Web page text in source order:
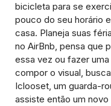
bicicleta para se
pouco do seu horário
casa. Planeja suas
no AirBnb, pensa que
essa vez ou fazer
compor o visual,
Iclooset, um guarda-
assiste então um